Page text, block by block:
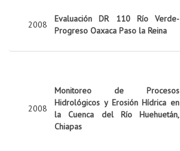
2008
Evaluación DR 110 Río Verde-
Progreso Oaxaca Paso la Reina
2008
Monitoreo de Procesos
Hidrológicos y Erosión Hídrica en
la Cuenca del Río Huehuetán,
Chiapas